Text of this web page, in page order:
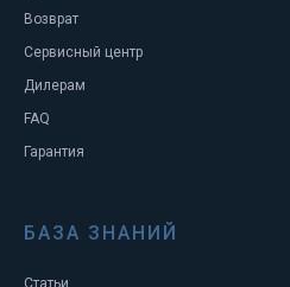
Возврат
Сервисный центр
Дилерам
FAQ
Гарантия
БАЗА ЗНАНИЙ
Статьи